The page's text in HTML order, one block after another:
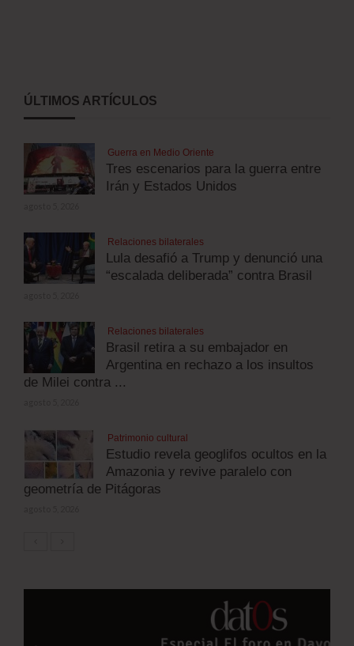
ÚLTIMOS ARTÍCULOS
Guerra en Medio Oriente
Tres escenarios para la guerra entre
Irán y Estados Unidos
Relaciones bilaterales
Lula desafió a Trump y denunció una
“escalada deliberada” contra Brasil
Relaciones bilaterales
Brasil retira a su embajador en
Argentina en rechazo a los insultos
de Milei contra ...
Patrimonio cultural
Estudio revela geoglifos ocultos en la
Amazonia y revive paralelo con
geometría de Pitágoras